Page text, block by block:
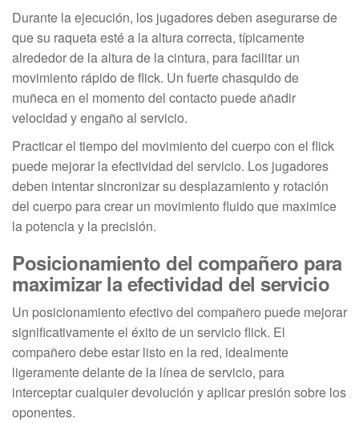
Durante la ejecución, los jugadores deben asegurarse de
que su raqueta esté a la altura correcta, típicamente
alrededor de la altura de la cintura, para facilitar un
movimiento rápido de flick. Un fuerte chasquido de
muñeca en el momento del contacto puede añadir
velocidad y engaño al servicio.
Practicar el tiempo del movimiento del cuerpo con el flick
puede mejorar la efectividad del servicio. Los jugadores
deben intentar sincronizar su desplazamiento y rotación
del cuerpo para crear un movimiento fluido que maximice
la potencia y la precisión.
Posicionamiento del compañero para
maximizar la efectividad del servicio
Un posicionamiento efectivo del compañero puede mejorar
significativamente el éxito de un servicio flick. El
compañero debe estar listo en la red, idealmente
ligeramente delante de la línea de servicio, para
interceptar cualquier devolución y aplicar presión sobre los
oponentes.